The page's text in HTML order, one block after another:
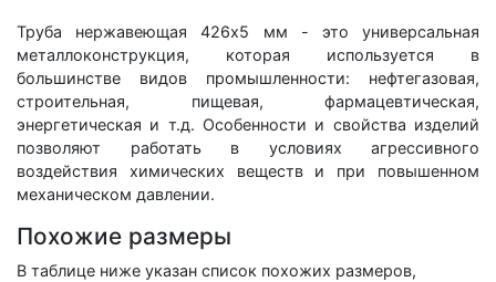
Труба нержавеющая 426х5 мм - это универсальная
металлоконструкция, которая используется в
большинстве видов промышленности: нефтегазовая,
строительная, пищевая, фармацевтическая,
энергетическая и т.д. Особенности и свойства изделий
позволяют работать в условиях агрессивного
воздействия химических веществ и при повышенном
механическом давлении.
Похожие размеры
В таблице ниже указан список похожих размеров,